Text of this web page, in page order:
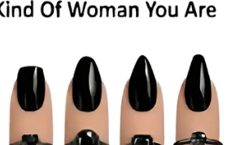
razumije na dubljem nivou. To
emotivnu povezanost bez puno